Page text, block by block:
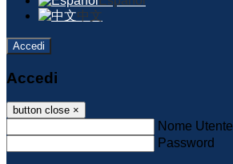
中文
Accedi
Accedi
button close ×
Nome Utente
Password